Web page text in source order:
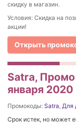
скидку в магазин.
Условия: Скидка на
акции!
Открыть
Satra,
января 2020
Промокоды: Satra, Для
Срок истек, но может